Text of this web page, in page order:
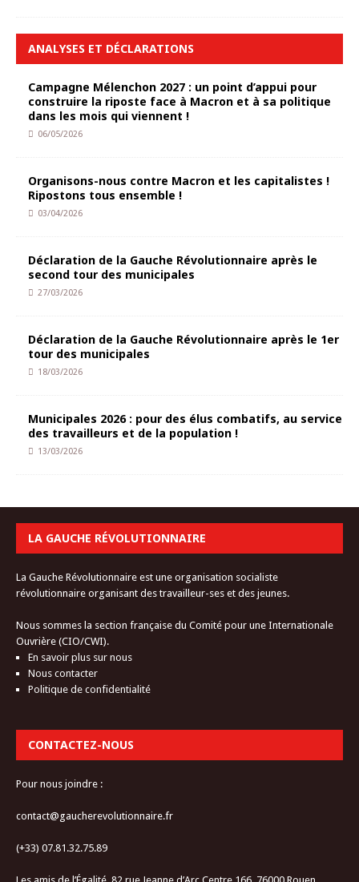
ANALYSES ET DÉCLARATIONS
Campagne Mélenchon 2027 : un point d’appui pour
construire la riposte face à Macron et à sa politique
dans les mois qui viennent !
06/05/2026
Organisons-nous contre Macron et les capitalistes !
Ripostons tous ensemble !
03/04/2026
Déclaration de la Gauche Révolutionnaire après le
second tour des municipales
27/03/2026
Déclaration de la Gauche Révolutionnaire après le 1er
tour des municipales
18/03/2026
Municipales 2026 : pour des élus combatifs, au service
des travailleurs et de la population !
13/03/2026
LA GAUCHE RÉVOLUTIONNAIRE
La Gauche Révolutionnaire est une organisation socialiste
révolutionnaire organisant des travailleur-ses et des jeunes.
Nous sommes la section française du Comité pour une Internationale
Ouvrière (CIO/CWI).
En savoir plus sur nous
Nous contacter
Politique de confidentialité
CONTACTEZ-NOUS
Pour nous joindre :
contact@gaucherevolutionnaire.fr
(+33) 07.81.32.75.89